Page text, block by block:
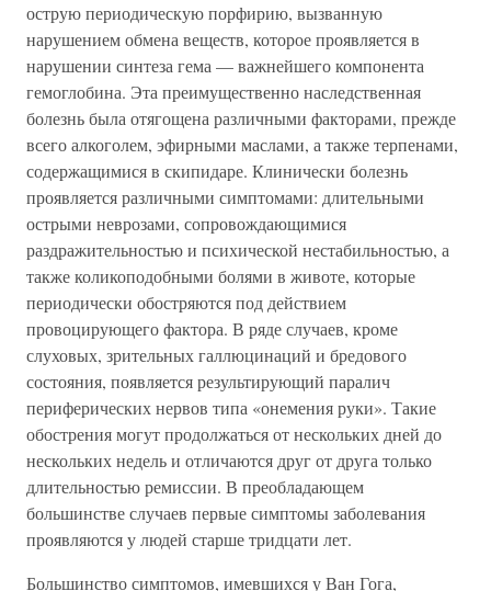
острую периодическую порфирию, вызванную
нарушением обмена веществ, которое проявляется в
нарушении синтеза гема — важнейшего компонента
гемоглобина. Эта преимущественно наследственная
болезнь была отягощена различными факторами, прежде
всего алкоголем, эфирными маслами, а также терпенами,
содержащимися в скипидаре. Клинически болезнь
проявляется различными симптомами: длительными
острыми неврозами, сопровождающимися
раздражительностью и психической нестабильностью, а
также коликоподобными болями в животе, которые
периодически обостряются под действием
провоцирующего фактора. В ряде случаев, кроме
слуховых, зрительных галлюцинаций и бредового
состояния, появляется результирующий паралич
периферических нервов типа «онемения руки». Такие
обострения могут продолжаться от нескольких дней до
нескольких недель и отличаются друг от друга только
длительностью ремиссии. В преобладающем
большинстве случаев первые симптомы заболевания
проявляются у людей старше тридцати лет.
Большинство симптомов, имевшихся у Ван Гога,